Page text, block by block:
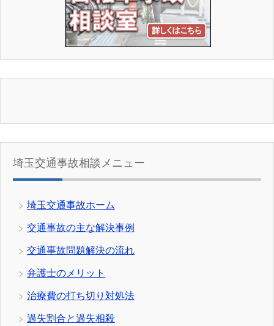
埼玉交通事故相談メニュー
埼玉交通事故ホーム
交通事故の主な解決事例
交通事故問題解決の流れ
弁護士のメリット
治療費の打ち切り対処法
過失割合と過失相殺